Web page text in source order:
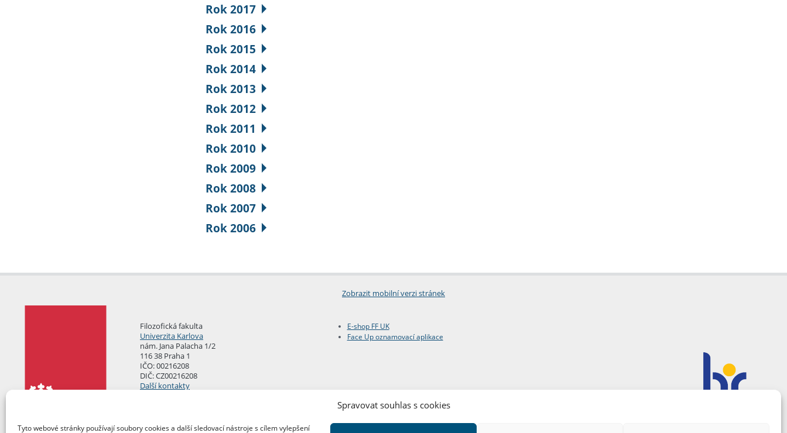
Spravovat souhlas s cookies
Tyto webové stránky používají soubory cookies a další sledovací nástroje s cílem vylepšení
Rok 2017
Rok 2016
Rok 2015
Rok 2014
Rok 2013
Rok 2012
Rok 2011
Rok 2010
Rok 2009
Rok 2008
Rok 2007
Rok 2006
Zobrazit mobilní verzi stránek
Filozofická fakulta
Univerzita Karlova
nám. Jana Palacha 1/2
116 38 Praha 1
IČO: 00216208
DIČ: CZ00216208
Další kontakty
E-shop FF UK
Face Up oznamovací aplikace